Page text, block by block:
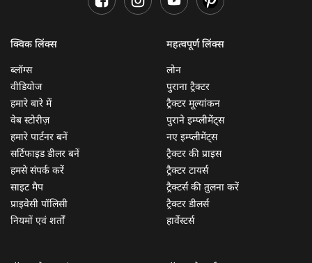
क्विक लिंक्स
ब्लॉग्स
वीडियोज
हमारे बारे में
वेब स्टोरीज़
हमारे पार्टनर बनें
सर्टिफाइड डीलर बनें
हमसे संपर्क करें
साइट मैप
प्राइवेसी पॉलिसी
नियमों एवं शर्तों
महत्वपूर्ण लिंक्स
लोन
पुराना ट्रैक्टर
ट्रैक्टर मूल्यांकन
पुराने इम्प्लीमेंट्स
नए इम्प्लीमेंट्स
ट्रैक्टर की प्राइस
ट्रैक्टर टायर्स
ट्रैक्टर्स की तुलना करें
ट्रैक्टर डीलर्स
हार्वेस्टर्स